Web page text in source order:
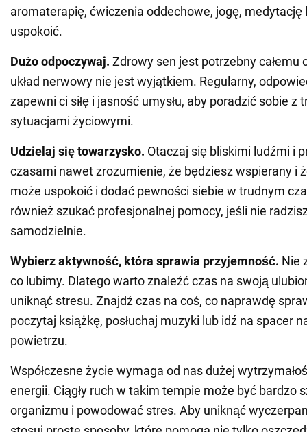
aromaterapię, ćwiczenia oddechowe, jogę, medytację
uspokoić.
Dużo odpoczywaj. Zdrowy sen jest potrzebny całemu
układ nerwowy nie jest wyjątkiem. Regularny,
zapewni ci siłę i jasność umysłu, aby poradzić sobie z
sytuacjami życiowymi.
Udzielaj się towarzysko. Otaczaj się bliskimi ludźmi i
czasami nawet zrozumienie, że będziesz wspierany i
może uspokoić i dodać pewności siebie w trudnym
również szukać profesjonalnej pomocy, jeśli nie
samodzielnie.
Wybierz aktywność, która sprawia przyjemność. Nie
co lubimy. Dlatego warto znaleźć czas na swoją
uniknąć stresu. Znajdź czas na coś, co naprawdę
poczytaj książkę, posłuchaj muzyki lub idź na spacer
powietrzu.
Współczesne życie wymaga od nas dużej
energii. Ciągły ruch w takim tempie może być bardzo
organizmu i powodować stres. Aby uniknąć